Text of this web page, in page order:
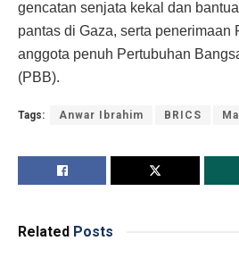
gencatan senjata kekal dan
pantas di Gaza, serta penerimaan
anggota penuh Pertubuhan
(PBB).
Tags: Anwar Ibrahim BRICS
Related Posts